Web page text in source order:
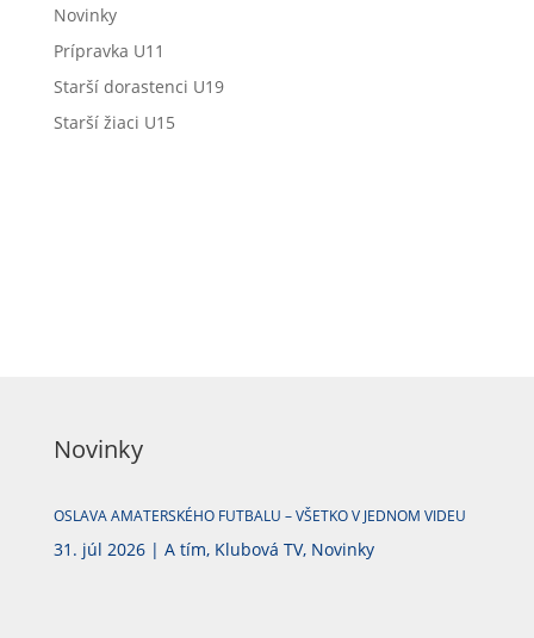
Novinky
Prípravka U11
Starší dorastenci U19
Starší žiaci U15
Novinky
OSLAVA AMATERSKÉHO FUTBALU – VŠETKO V JEDNOM VIDEU
31. júl 2026| A tím, Klubová TV, Novinky